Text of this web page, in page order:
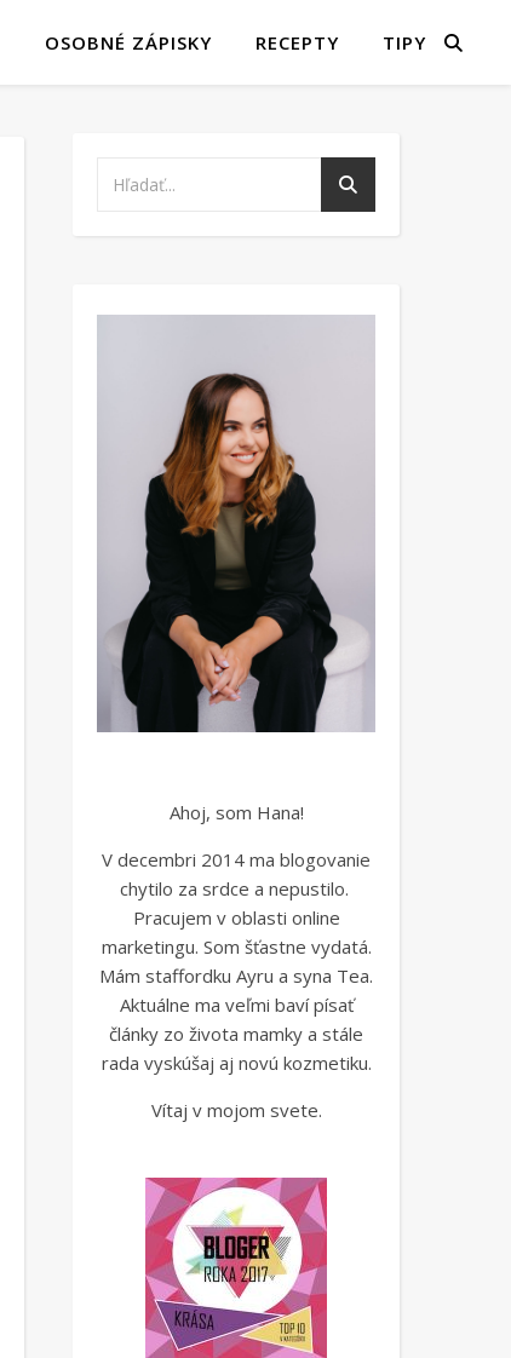
OSOBNÉ ZÁPISKY RECEPTY TIPY
Ahoj, som Hana!
V decembri 2014 ma blogovanie
chytilo za srdce a nepustilo.
Pracujem v oblasti online
marketingu. Som šťastne vydatá.
Mám staffordku Ayru a syna Tea.
Aktuálne ma veľmi baví písať
články zo života mamky a stále
rada vyskúšaj aj novú kozmetiku.
Vítaj v mojom svete.